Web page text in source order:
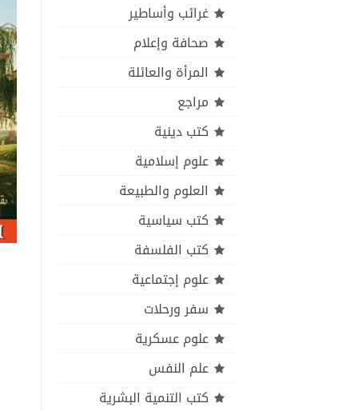
غرائب وأساطير
صحافة وإعلام
المرأة والعائلة
مراجع
كتب دينية
علوم إسلامية
العلوم والطبيعة
كتب سياسية
كتب الفلسفة
علوم إجتماعية
سفر ورحلات
علوم عسكرية
علم النفس
كتب التنمية البشرية